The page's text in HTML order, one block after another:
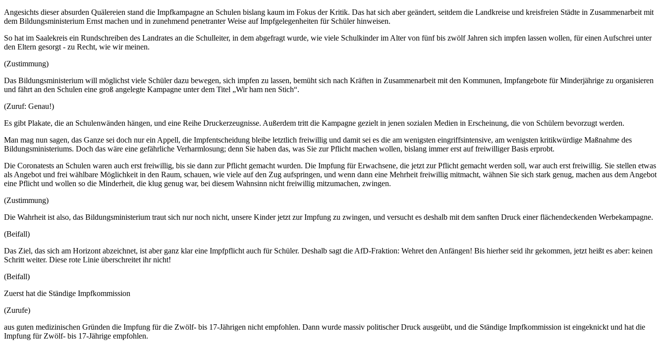
Angesichts dieser absurden Quälereien stand die Impfkampagne an Schulen bislang kaum im Fokus der Kritik. Das hat sich aber geändert, seitdem die Landkreise und kreisfreien Städte in Zusammenarbeit mit
dem Bildungsministerium Ernst machen und in zunehmend penetranter Weise auf Impfgelegenheiten für Schüler hinweisen.
So hat im Saalekreis ein Rundschreiben des Landrates an die Schulleiter, in dem abgefragt wurde, wie viele Schulkinder im Alter von fünf bis zwölf Jahren sich impfen lassen wollen, für einen Aufschrei unter
den Eltern gesorgt - zu Recht, wie wir meinen.
(Zustimmung)
Das Bildungsministerium will möglichst viele Schüler dazu bewegen, sich impfen zu lassen, bemüht sich nach Kräften in Zusammenarbeit mit den Kommunen, Impfangebote für Minderjährige zu organisieren
und fährt an den Schulen eine groß angelegte Kampagne unter dem Titel „Wir ham nen Stich“.
(Zuruf: Genau!)
Es gibt Plakate, die an Schulenwänden hängen, und eine Reihe Druckerzeugnisse. Außerdem tritt die Kampagne gezielt in jenen sozialen Medien in Erscheinung, die von Schülern bevorzugt werden.
Man mag nun sagen, das Ganze sei doch nur ein Appell, die Impfentscheidung bleibe letztlich freiwillig und damit sei es die am wenigsten eingriffsintensive, am wenigsten kritikwürdige Maßnahme des
Bildungsministeriums. Doch das wäre eine gefährliche Verharmlosung; denn Sie haben das, was Sie zur Pflicht machen wollen, bislang immer erst auf freiwilliger Basis erprobt.
Die Coronatests an Schulen waren auch erst freiwillig, bis sie dann zur Pflicht gemacht wurden. Die Impfung für Erwachsene, die jetzt zur Pflicht gemacht werden soll, war auch erst freiwillig. Sie stellen etwas
als Angebot und frei wählbare Möglichkeit in den Raum, schauen, wie viele auf den Zug aufspringen, und wenn dann eine Mehrheit freiwillig mitmacht, wähnen Sie sich stark genug, machen aus dem Angebot
eine Pflicht und wollen so die Minderheit, die klug genug war, bei diesem Wahnsinn nicht freiwillig mitzumachen, zwingen.
(Zustimmung)
Die Wahrheit ist also, das Bildungsministerium traut sich nur noch nicht, unsere Kinder jetzt zur Impfung zu zwingen, und versucht es deshalb mit dem sanften Druck einer flächendeckenden Werbekampagne.
(Beifall)
Das Ziel, das sich am Horizont abzeichnet, ist aber ganz klar eine Impfpflicht auch für Schüler. Deshalb sagt die AfD-Fraktion: Wehret den Anfängen! Bis hierher seid ihr gekommen, jetzt heißt es aber: keinen
Schritt weiter. Diese rote Linie überschreitet ihr nicht!
(Beifall)
Zuerst hat die Ständige Impfkommission
(Zurufe)
aus guten medizinischen Gründen die Impfung für die Zwölf- bis 17-Jährigen nicht empfohlen. Dann wurde massiv politischer Druck ausgeübt, und die Ständige Impfkommission ist eingeknickt und hat die
Impfung für Zwölf- bis 17-Jährige empfohlen.